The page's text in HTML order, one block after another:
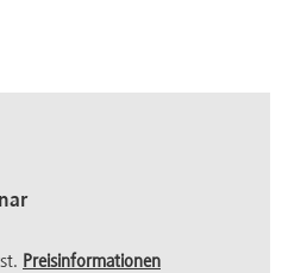
Preisinformationen